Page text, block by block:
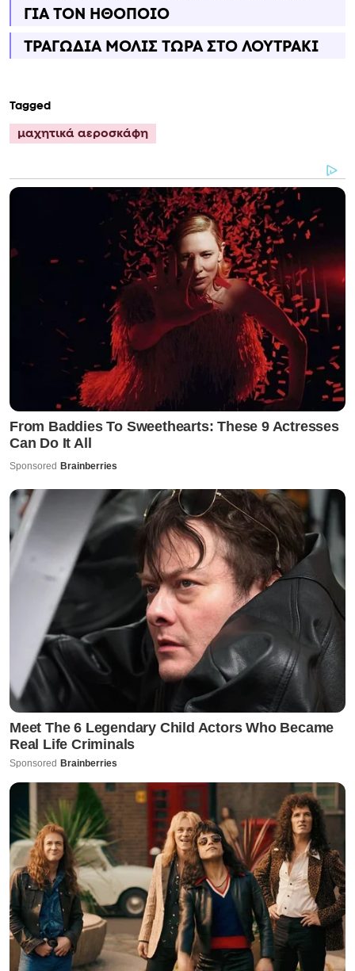
ΓΙΑ ΤΟΝ ΗΘΟΠΟΙΟ
ΤΡΑΓΩΔΙΑ ΜΟΛΙΣ ΤΩΡΑ ΣΤΟ ΛΟΥΤΡΑΚΙ
Tagged
μαχητικά αεροσκάφη